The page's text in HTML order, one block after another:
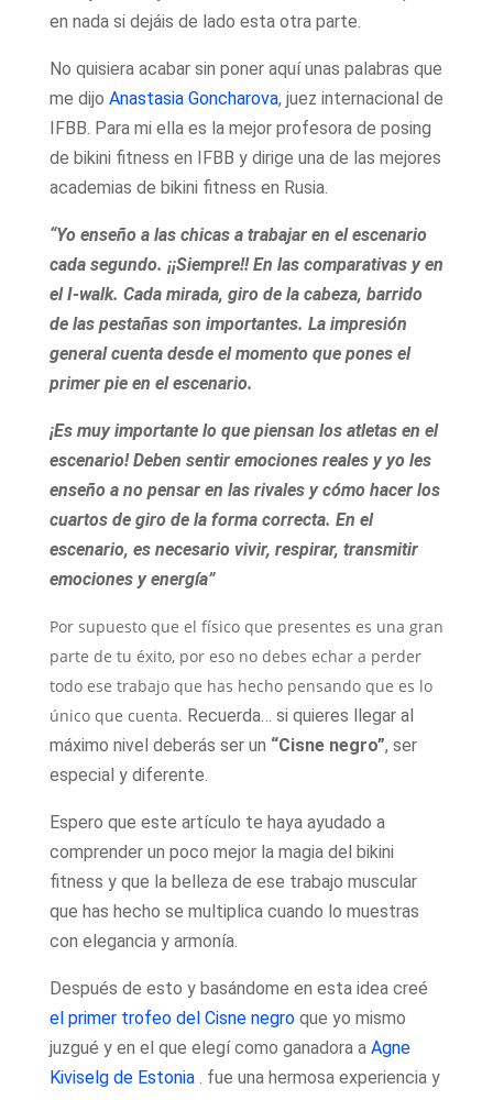
en nada si dejáis de lado esta otra parte.
No quisiera acabar sin poner aquí unas palabras que
me dijo Anastasia Goncharova, juez internacional de
IFBB. Para mi ella es la mejor profesora de posing
de bikini fitness en IFBB y dirige una de las mejores
academias de bikini fitness en Rusia.
“Yo enseño a las chicas a trabajar en el escenario
cada segundo. ¡¡Siempre!! En las comparativas y en
el I-walk. Cada mirada, giro de la cabeza, barrido
de las pestañas son importantes. La impresión
general cuenta desde el momento que pones el
primer pie en el escenario.
¡Es muy importante lo que piensan los atletas en el
escenario! Deben sentir emociones reales y yo les
enseño a no pensar en las rivales y cómo hacer los
cuartos de giro de la forma correcta. En el
escenario, es necesario vivir, respirar, transmitir
emociones y energía”
Por supuesto que el físico que presentes es una gran
parte de tu éxito, por eso no debes echar a perder
todo ese trabajo que has hecho pensando que es lo
único que cuenta. Recuerda… si quieres llegar al
máximo nivel deberás ser un “Cisne negro”, ser
especial y diferente.
Espero que este artículo te haya ayudado a
comprender un poco mejor la magia del bikini
fitness y que la belleza de ese trabajo muscular
que has hecho se multiplica cuando lo muestras
con elegancia y armonía.
Después de esto y basándome en esta idea creé
el primer trofeo del Cisne negroque yo mismo
juzgué y en el que elegí como ganadora a Agne
Kiviselg de Estonia
. fue una hermosa experiencia y